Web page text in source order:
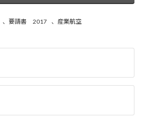
、 要請書 2017 、 産業航空